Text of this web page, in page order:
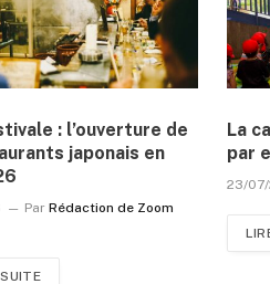
: l’ouverture de
japonais en
Par Rédaction de Zoom
La
par
23/